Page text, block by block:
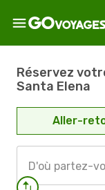
Réservez
Santa Elena
Aller-
D'où partez-